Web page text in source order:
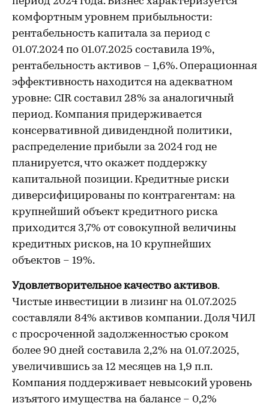
комфортным уровнем прибыльности:
рентабельность капитала за период с
01.07.2024 по 01.07.2025 составила 19%,
рентабельность активов – 1,6%. Операционная
эффективность находится на адекватном
уровне: CIR составил 28% за аналогичный
период. Компания придерживается
консервативной дивидендной политики,
распределение прибыли за 2024 год не
планируется, что окажет поддержку
капитальной позиции. Кредитные риски
диверсифицированы по контрагентам: на
крупнейший объект кредитного риска
приходится 3,7% от совокупной величины
кредитных рисков, на 10 крупнейших
объектов – 19%.
Удовлетворительное качество активов.
Чистые инвестиции в лизинг на 01.07.2025
составляли 84% активов компании. Доля ЧИЛ
с просроченной задолженностью сроком
более 90 дней составила 2,2% на 01.07.2025,
увеличившись за 12 месяцев на 1,9 п.п.
Компания поддерживает невысокий уровень
изъятого имущества на балансе – 0,2%